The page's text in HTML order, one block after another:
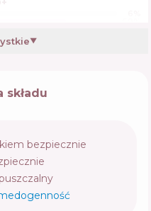
Lotion SPF 50+
Pediatrics Lait SPF50+
▼
składu
bezpiecznie